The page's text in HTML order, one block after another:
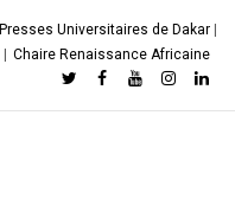
Presses Universitaires de Dakar
Chaire Renaissance Africaine